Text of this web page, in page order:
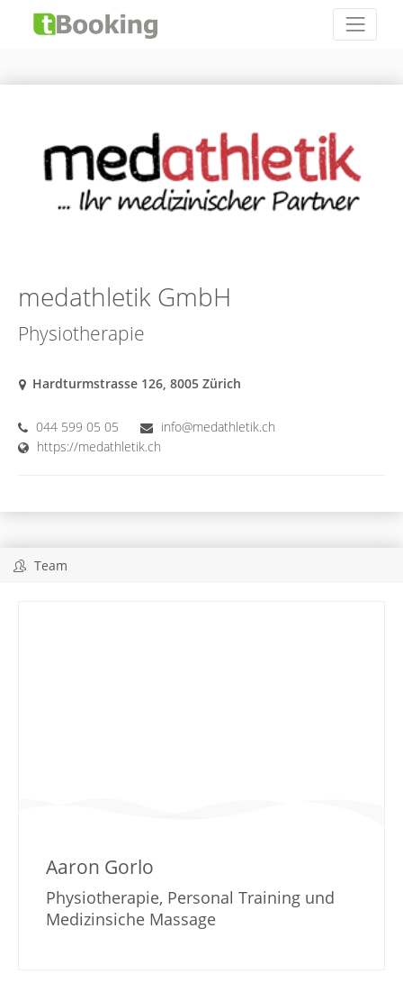
medathletik GmbH
Physiotherapie
Hardturmstrasse 126, 8005 Zürich
044 599 05 05
info@medathletik.ch
https://medathletik.ch
Team
Aaron Gorlo
Physiotherapie, Personal Training und
Medizinsiche Massage